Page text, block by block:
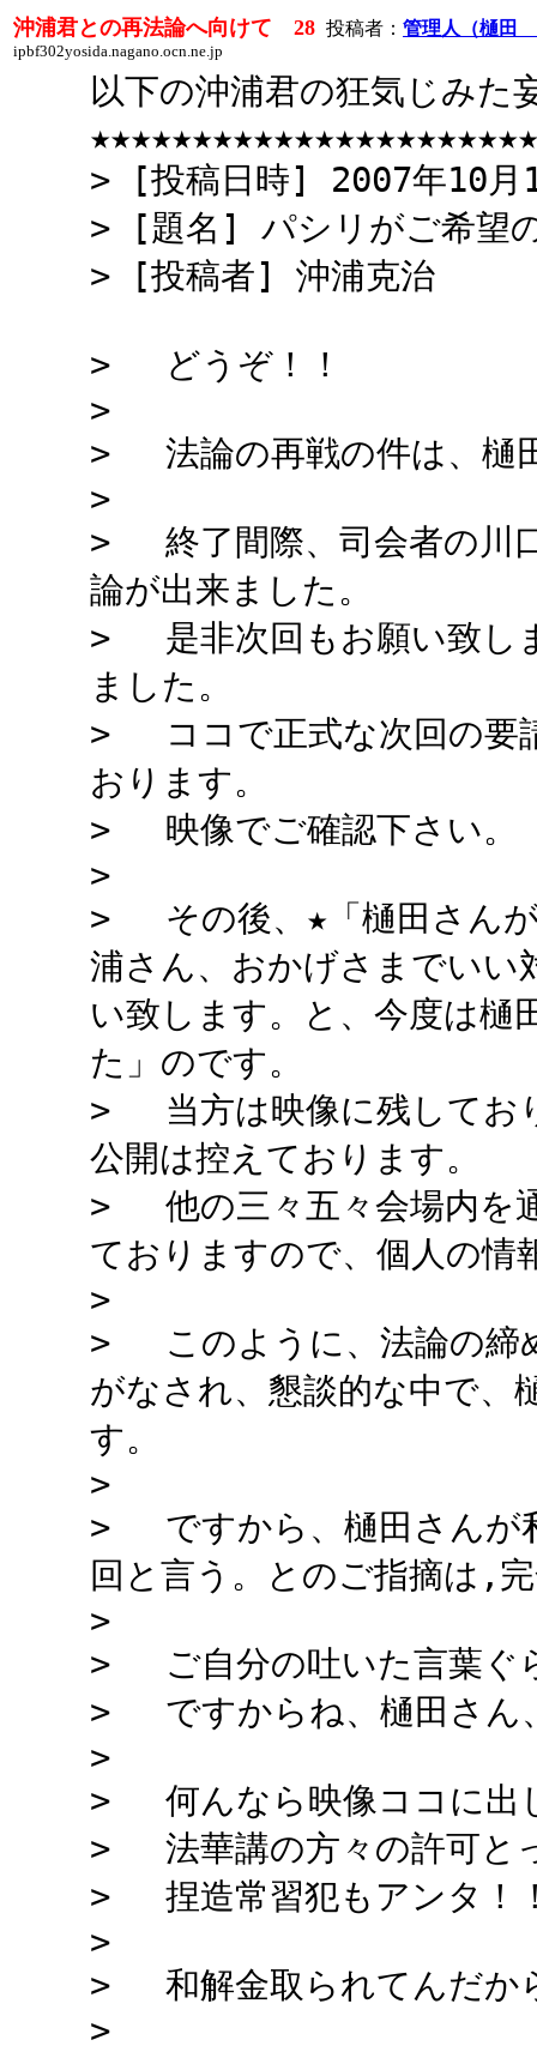
沖浦君との再法論へ向けて 28 投稿者： 管理人（樋田
ipbf302yosida.nagano.ocn.ne.jp
以下の沖浦君の狂気じみた
> [投稿日時] 2007年10月
> [題名] パシリがご希望
> [投稿者] 沖浦克治
> どうぞ！！
>
> 法論の再戦の件は、樋
>
> 終了間際、司会者の川
論が出来ました。
> 是非次回もお願い致し
ました。
> ココで正式な次回の要
おります。
> 映像でご確認下さい。
>
> その後、★「樋田さんが
浦さん、おかげさまでいい
い致します。と、今度は樋
た」のです。
> 当方は映像に残してお
公開は控えております。
> 他の三々五々会場内を
ておりますので、個人の情
>
> このように、法論の締
がなされ、懇談的な中で、
す。
>
> ですから、樋田さんが
回と言う。とのご指摘は,
>
> ご自分の吐いた言葉ぐ
> ですからね、樋田さん
>
> 何んなら映像ココに出
> 法華講の方々の許可と
> 捏造常習犯もアンタ！
>
> 和解金取られてんだか
>